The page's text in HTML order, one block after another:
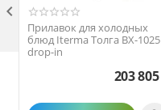
Прилавок для холодных
блюд Iterma Толга ВХ-1025
drop-in
203 805
